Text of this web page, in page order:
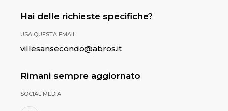
Hai delle richieste specifiche?
USA QUESTA EMAIL
villesansecondo@abros.it
Rimani sempre aggiornato
SOCIAL MEDIA